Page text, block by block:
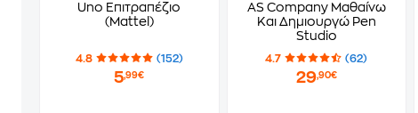
Uno Επιτραπέζιο
(Mattel)
4.8 (152)
5,99€
AS Company Μαθαίνω
Και Δημιουργώ Pen
Studio
4.7 (62)
29,90€